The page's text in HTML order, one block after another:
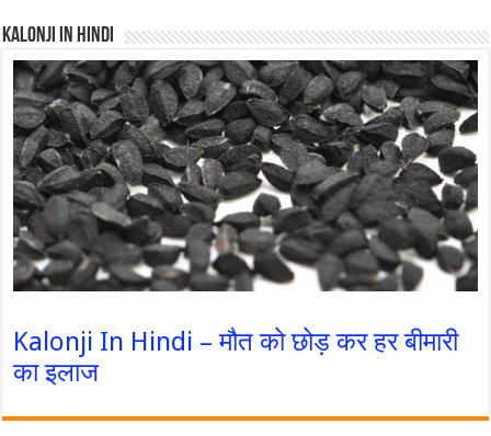
Kalonji In Hindi
Kalonji In Hindi – मौत को छोड़ कर हर बीमारी
का इलाज